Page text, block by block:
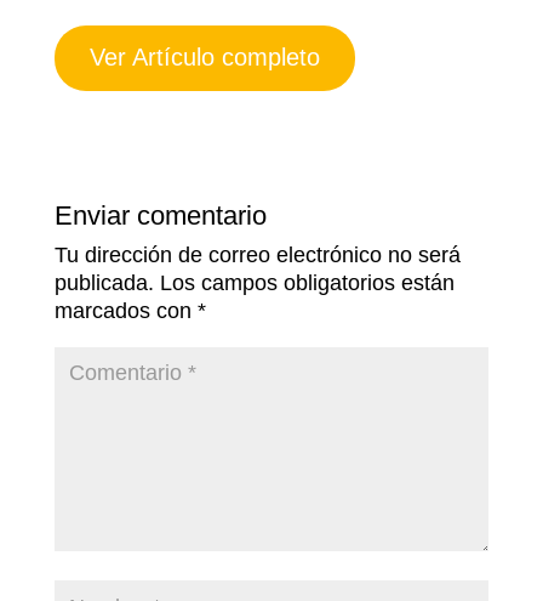
Ver Artículo completo
Enviar comentario
Tu dirección de correo electrónico no será
publicada. Los campos obligatorios están
marcados con *